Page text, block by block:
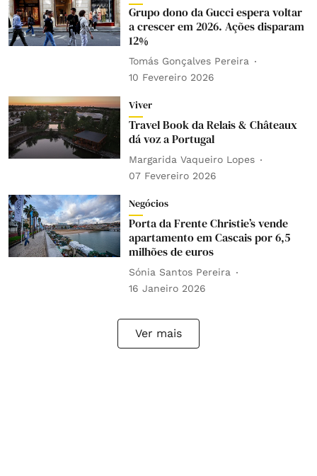
Grupo dono da Gucci espera voltar
a crescer em 2026. Ações disparam
12%
Tomás Gonçalves Pereira
10 Fevereiro 2026
Viver
Travel Book da Relais & Châteaux
dá voz a Portugal
Margarida Vaqueiro Lopes
07 Fevereiro 2026
Negócios
Porta da Frente Christie’s vende
apartamento em Cascais por 6,5
milhões de euros
Sónia Santos Pereira
16 Janeiro 2026
Ver mais